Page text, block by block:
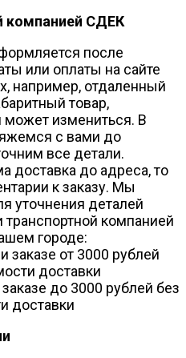
компанией СДЕК
после
или оплаты на сайте
например, отдаленный
товар,
может измениться. В
с вами до
все детали.
доставка до адреса, то
к заказу. Мы
уточнения деталей
компанией
городе:
от 3000 рублей
доставки
до 3000 рублей без
доставки